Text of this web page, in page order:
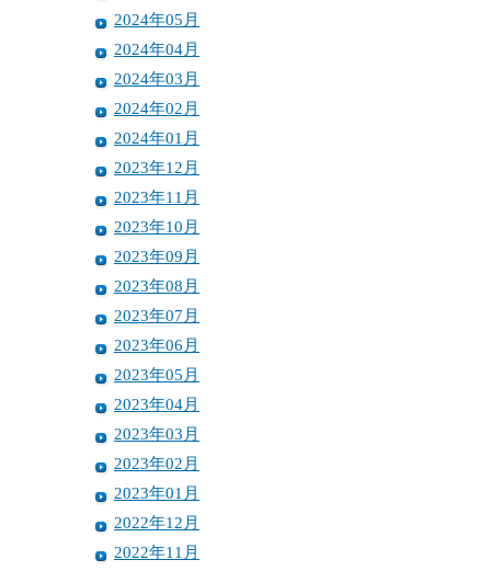
2024年05月
2024年04月
2024年03月
2024年02月
2024年01月
2023年12月
2023年11月
2023年10月
2023年09月
2023年08月
2023年07月
2023年06月
2023年05月
2023年04月
2023年03月
2023年02月
2023年01月
2022年12月
2022年11月